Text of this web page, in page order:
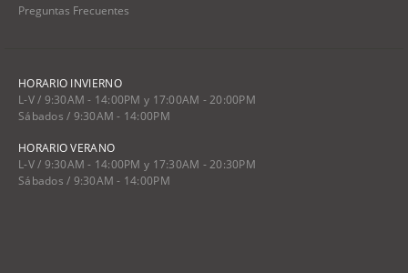
Preguntas Frecuentes
HORARIO INVIERNO
L-V / 9:30AM - 14:00PM y 17:00AM - 20:00PM
Sábados / 9:30AM - 14:00PM
HORARIO VERANO
L-V / 9:30AM - 14:00PM y 17:30AM - 20:30PM
Sábados / 9:30AM - 14:00PM